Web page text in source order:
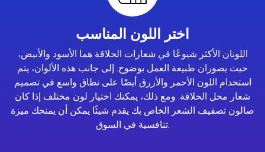
اختر اللون المناسب
اللونان الأكثر شيوعًا في شعارات الحلاقة هما الأسود والأبيض،
حيث يصوران طبيعة العمل بوضوح. إلى جانب هذه الألوان، يتم
استخدام اللون الأحمر والأزرق أيضًا على نطاق واسع في تصميم
شعار محل الحلاقة. ومع ذلك، يمكنك اختيار لون مختلف إذا كان
صالون تصفيف الشعر الخاص بك يقدم شيئًا يمكن أن يمنحك ميزة
تنافسية في السوق.